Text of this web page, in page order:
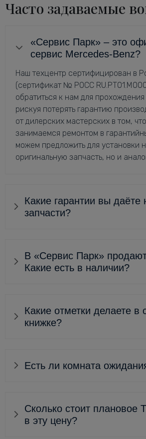
Часто задаваемые
«Сервис Парк» – это
сервис Mercedes-Benz?
Наш техцентр сертифицирован в
(сертификат № РОСС
обратиться к нам для
рискуя потерять гарантию
от дилерских мастерских в том,
занимаемся ремонтом в
можем предложить для установки
оригинальную запчасть, но и
Какие гарантии вы даёте
запчасти?
В «Сервис Парк»
Какие есть в наличии?
Какие отметки делаете в
книжке?
Есть ли комната
Сколько стоит плановое
в эту цену?